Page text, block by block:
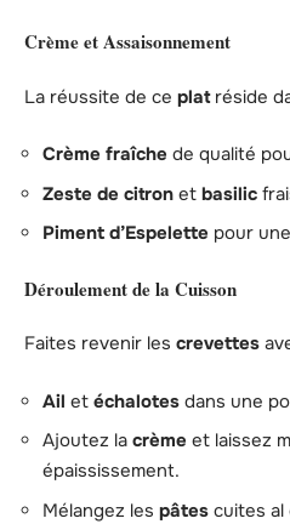
Crème et Assaisonnement
La réussite de ce platréside
Crème fraîche de qualité
Zeste de citron et basilic
Piment d’Espelette pour
Déroulement de la Cuisson
Faites revenir les crevettes
Ail et échalotes dans une
Ajoutez la crème et laissez
épaississement.
Mélangez les pâtes cuites al